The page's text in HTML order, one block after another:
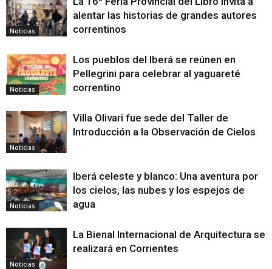
Noticias
alentar las historias de grandes autores
correntinos
Noticias
Los pueblos del Iberá se reúnen en
Pellegrini para celebrar al yaguareté
correntino
Noticias
Villa Olivari fue sede del Taller de
Introducción a la Observación de Cielos
Noticias
Iberá celeste y blanco: Una aventura por
los cielos, las nubes y los espejos de
agua
Noticias
La Bienal Internacional de Arquitectura se
realizará en Corrientes